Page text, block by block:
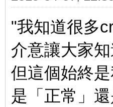
"我知道很多
介意讓大家知
但這個始終
是「正常」